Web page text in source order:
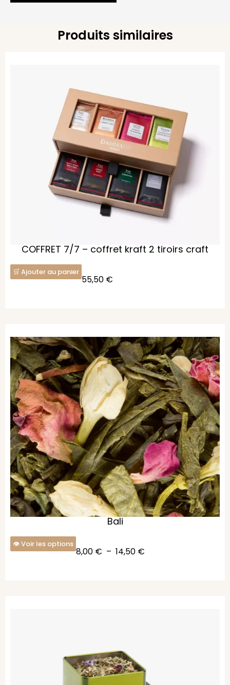
Produits similaires
COFFRET 7/7 – coffret kraft 2 tiroirs craft
Ajouter au panier
55,50 €
Bali
Voir les options
8,00 € – 14,50 €